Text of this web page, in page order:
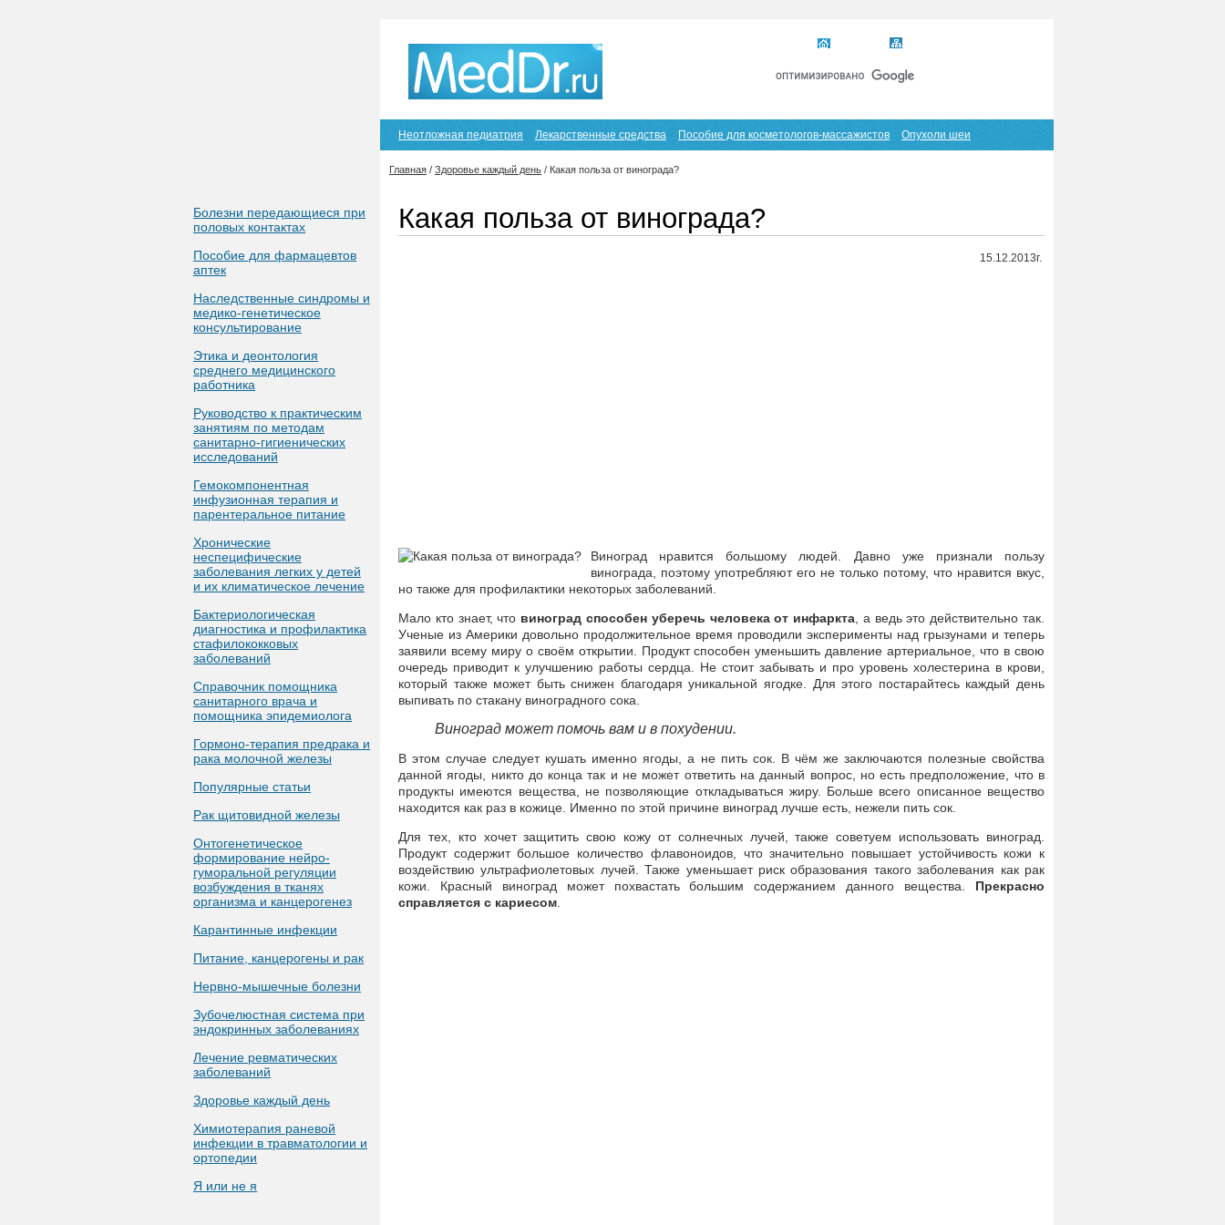
Болезни передающиеся при
половых контактах
Пособие для фармацевтов
аптек
Наследственные синдромы и
медико-генетическое
консультирование
Этика и деонтология
среднего медицинского
работника
Руководство к практическим
занятиям по методам
санитарно-гигиенических
исследований
Гемокомпонентная
инфузионная терапия и
парентеральное питание
Хронические
неспецифические
заболевания легких у детей
и их климатическое лечение
Бактериологическая
диагностика и профилактика
стафилококковых
заболеваний
Справочник помощника
санитарного врача и
помощника эпидемиолога
Гормоно-терапия предрака и
рака молочной железы
Популярные статьи
Рак щитовидной железы
Онтогенетическое
формирование нейро-
гуморальной регуляции
возбуждения в тканях
организма и канцерогенез
Карантинные инфекции
Питание, канцерогены и рак
Нервно-мышечные болезни
Зубочелюстная система при
эндокринных заболеваниях
Лечение ревматических
заболеваний
Здоровье каждый день
Химиотерапия раневой
инфекции в травматологии и
ортопедии
Я или не я
Неотложная педиатрия Лекарственные средства Пособие для косметологов-массажистов Опухоли шеи
Главная / Здоровье каждый день / Какая польза от винограда?
Какая польза от винограда?
15.12.2013г.
Виноград нравится большому людей. Давно уже признали пользу
винограда, поэтому употребляют его не только потому, что нравится вкус,
но также для профилактики некоторых заболеваний.
Мало кто знает, что виноград способен уберечь человека от инфаркта , а ведь это действительно так.
Ученые из Америки довольно продолжительное время проводили эксперименты над грызунами и теперь
заявили всему миру о своём открытии. Продукт способен уменьшить давление артериальное, что в свою
очередь приводит к улучшению работы сердца. Не стоит забывать и про уровень холестерина в крови,
который также может быть снижен благодаря уникальной ягодке. Для этого постарайтесь каждый день
выпивать по стакану виноградного сока.
Виноград может помочь вам и в похудении.
В этом случае следует кушать именно ягоды, а не пить сок. В чём же заключаются полезные свойства
данной ягоды, никто до конца так и не может ответить на данный вопрос, но есть предположение, что в
продукты имеются вещества, не позволяющие откладываться жиру. Больше всего описанное вещество
находится как раз в кожице. Именно по этой причине виноград лучше есть, нежели пить сок.
Для тех, кто хочет защитить свою кожу от солнечных лучей, также советуем использовать виноград.
Продукт содержит большое количество флавоноидов, что значительно повышает устойчивость кожи к
воздействию ультрафиолетовых лучей. Также уменьшает риск образования такого заболевания как рак
кожи. Красный виноград может похвастать большим содержанием данного вещества. Прекрасно
справляется с кариесом